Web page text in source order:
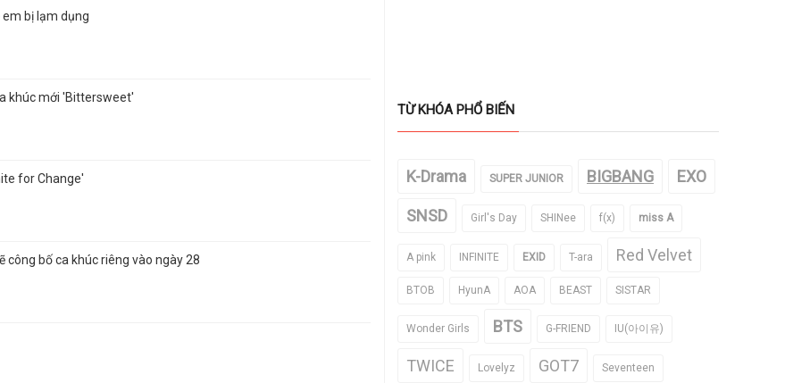
em bị lạm dụng
khúc mới 'Bittersweet'
for Change'
công bố ca khúc riêng vào ngày 28
TỪ KHÓA PHỔ BIẾN
K-Drama SUPER JUNIOR BIGBANG EXO
SNSD Girl's Day SHINee f(x) miss A
A pink INFINITE EXID T-ara Red Velvet
BTOB HyunA AOA BEAST SISTAR
Wonder Girls BTS G-FRIEND IU(아이유)
TWICE Lovelyz GOT7 Seventeen